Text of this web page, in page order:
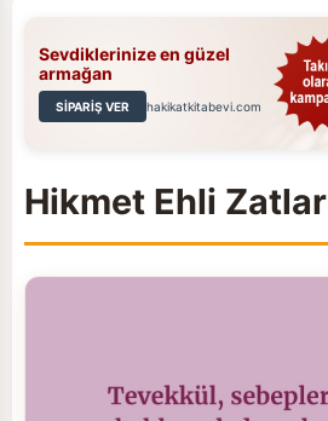
Sevdiklerinize en güzel
armağan
SİPARİŞ VER hakikatkitabevi.com
Hikmet Ehli Zatlar